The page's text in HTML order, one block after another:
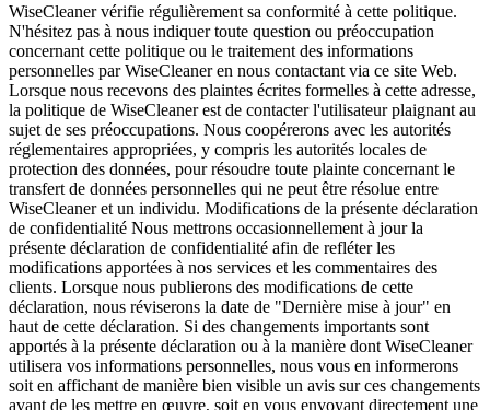
WiseCleaner vérifie régulièrement sa conformité à cette politique.
N'hésitez pas à nous indiquer toute question ou préoccupation
concernant cette politique ou le traitement des informations
personnelles par WiseCleaner en nous contactant via ce site Web.
Lorsque nous recevons des plaintes écrites formelles à cette adresse,
la politique de WiseCleaner est de contacter l'utilisateur plaignant au
sujet de ses préoccupations. Nous coopérerons avec les autorités
réglementaires appropriées, y compris les autorités locales de
protection des données, pour résoudre toute plainte concernant le
transfert de données personnelles qui ne peut être résolue entre
WiseCleaner et un individu. Modifications de la présente déclaration
de confidentialité Nous mettrons occasionnellement à jour la
présente déclaration de confidentialité afin de refléter les
modifications apportées à nos services et les commentaires des
clients. Lorsque nous publierons des modifications de cette
déclaration, nous réviserons la date de "Dernière mise à jour" en
haut de cette déclaration. Si des changements importants sont
apportés à la présente déclaration ou à la manière dont WiseCleaner
utilisera vos informations personnelles, nous vous en informerons
soit en affichant de manière bien visible un avis sur ces changements
avant de les mettre en œuvre, soit en vous envoyant directement une